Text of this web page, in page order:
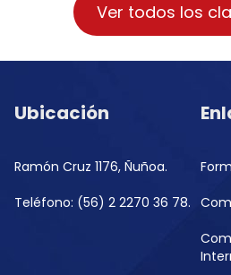
Ver todos los
Ubicación
Ramón Cruz 1176, Ñuñoa.
Teléfono: (56) 2 2270 36 78.